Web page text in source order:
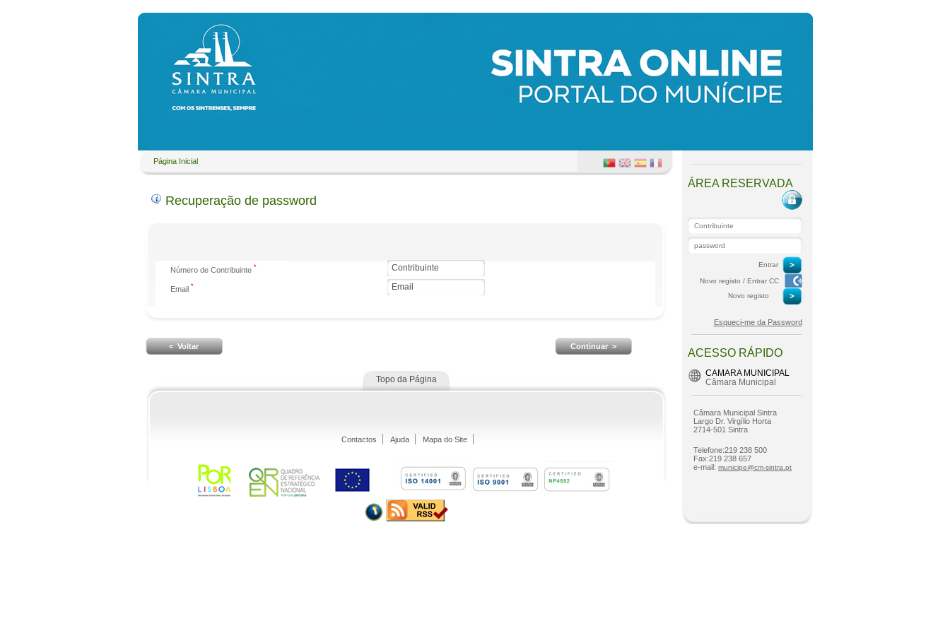
Página Inicial
Recuperação de password
Número de Contribuinte *
Email *
< Voltar Continuar >
Topo da Página
Contactos Ajuda Mapa do Site
ÁREA RESERVADA
Esqueci-me da Password
ACESSO RÁPIDO
CAMARA MUNICIPAL
Câmara Municipal
Câmara Municipal Sintra
Largo Dr. Virgílio Horta
2714-501 Sintra
Telefone:219 238 500
Fax:219 238 657
e-mail: municipe@cm-sintra.pt